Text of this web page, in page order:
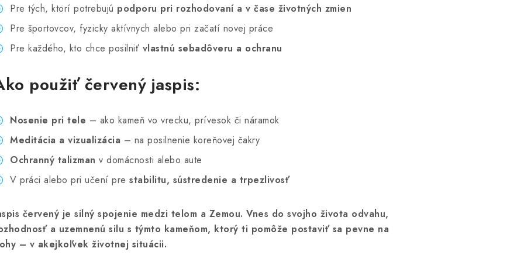
Pre tých, ktorí potrebujú podporu pri rozhodovaní a v čase životných zmien
Pre športovcov, fyzicky aktívnych alebo pri začatí novej práce
Pre každého, kto chce posilniť vlastnú sebadôveru a ochranu
použiť červený jaspis:
Nosenie pri tele – ako kameň vo vrecku, prívesok či náramok
Meditácia a vizualizácia – na posilnenie koreňovej čakry
Ochranný talizman v domácnosti alebo aute
V práci alebo pri učení pre stabilitu, sústredenie a trpezlivosť
červený je silný spojenie medzi telom a Zemou. Vnes do svojho života odvahu,
a uzemnenú silu s týmto kameňom, ktorý ti pomôže postaviť sa pevne na
– v akejkoľvek životnej situácii.